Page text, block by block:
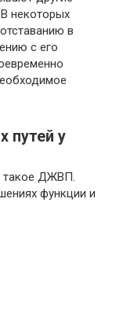
некоторых
в
с его
путей у
такое ДЖВП.
функции и